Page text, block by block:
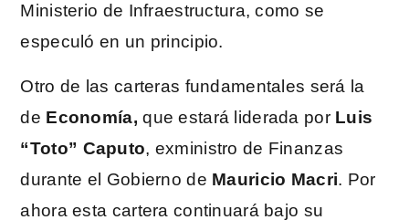
Ministerio de Infraestructura, como se
especuló en un principio.
Otro de las carteras fundamentales será la
de Economía, que estará liderada por Luis
“Toto” Caputo, exministro de Finanzas
durante el Gobierno de Mauricio Macri. Por
ahora esta cartera continuará bajo su